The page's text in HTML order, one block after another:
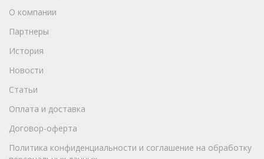
О компании
Партнеры
История
Новости
Статьи
Оплата и доставка
Договор-оферта
Политика конфиденциальности и соглашение на обработку